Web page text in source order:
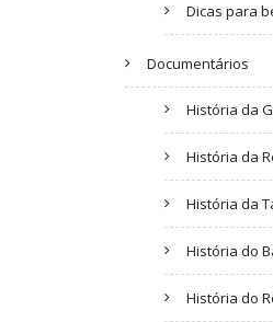
Dicas para
Documentários
História da
História da
História da
História do
História do